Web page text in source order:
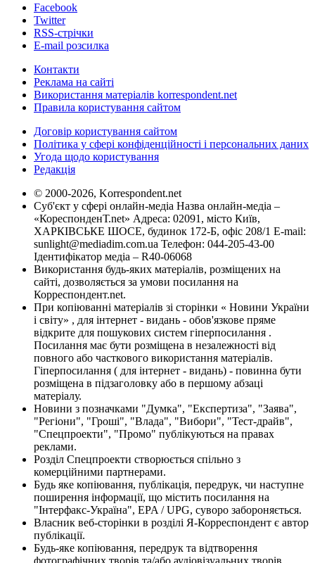
Facebook
Twitter
RSS-стрічки
E-mail розсилка
Контакти
Реклама на сайті
Використання матеріалів korrespondent.net
Правила користування сайтом
Договір користування сайтом
Політика у сфері конфіденційності і персональних даних
Угода щодо користування
Редакція
© 2000-2026, Korrespondent.net
Суб'єкт у сфері онлайн-медіа Назва онлайн-медіа –
«КореспонденТ.net» Адреса: 02091, місто Київ,
ХАРКІВСЬКЕ ШОСЕ, будинок 172-Б, офіс 208/1 E-mail:
sunlight@mediadim.com.ua Телефон: 044-205-43-00
Ідентифікатор медіа – R40-06068
Використання будь-яких матеріалів, розміщених на
сайті, дозволяється за умови посилання на
Корреспондент.net.
При копіюванні матеріалів зі сторінки « Новини України
і світу» , для інтернет - видань - обов'язкове пряме
відкрите для пошукових систем гіперпосилання .
Посилання має бути розміщена в незалежності від
повного або часткового використання матеріалів.
Гіперпосилання ( для інтернет - видань) - повинна бути
розміщена в підзаголовку або в першому абзаці
матеріалу.
Новини з позначками "Думка", "Експертиза", "Заява",
"Регіони", "Гроші", "Влада", "Вибори", "Тест-драйв",
"Спецпроекти", "Промо" публікуються на правах
реклами.
Розділ Спецпроекти створюється спільно з
комерційними партнерами.
Будь яке копіювання, публікація, передрук, чи наступне
поширення інформації, що містить посилання на
"Інтерфакс-Україна", EPA / UPG, суворо забороняється.
Власник веб-сторінки в розділі Я-Корреспондент є автор
публікації.
Будь-яке копіювання, передрук та відтворення
фотографічних творів та/або аудіовізуальних творів